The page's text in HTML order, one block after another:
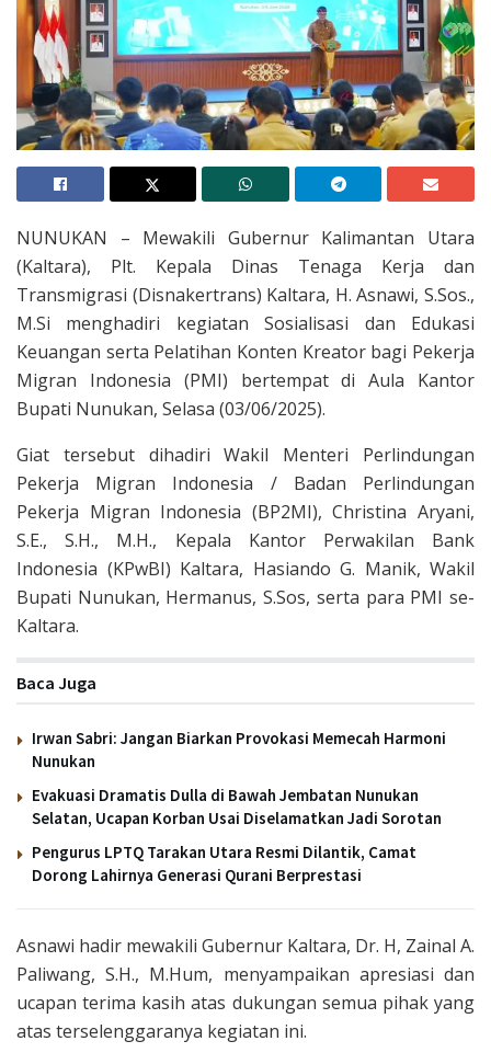
NUNUKAN – Mewakili Gubernur Kalimantan Utara
(Kaltara), Plt. Kepala Dinas Tenaga Kerja dan
Transmigrasi (Disnakertrans) Kaltara, H. Asnawi, S.Sos.,
M.Si menghadiri kegiatan Sosialisasi dan Edukasi
Keuangan serta Pelatihan Konten Kreator bagi Pekerja
Migran Indonesia (PMI) bertempat di Aula Kantor
Bupati Nunukan, Selasa (03/06/2025).
Giat tersebut dihadiri Wakil Menteri Perlindungan
Pekerja Migran Indonesia / Badan Perlindungan
Pekerja Migran Indonesia (BP2MI), Christina Aryani,
S.E., S.H., M.H., Kepala Kantor Perwakilan Bank
Indonesia (KPwBI) Kaltara, Hasiando G. Manik, Wakil
Bupati Nunukan, Hermanus, S.Sos, serta para PMI se-
Kaltara.
Baca Juga
Irwan Sabri: Jangan Biarkan Provokasi Memecah Harmoni
Nunukan
Evakuasi Dramatis Dulla di Bawah Jembatan Nunukan
Selatan, Ucapan Korban Usai Diselamatkan Jadi Sorotan
Pengurus LPTQ Tarakan Utara Resmi Dilantik, Camat
Dorong Lahirnya Generasi Qurani Berprestasi
Asnawi hadir mewakili Gubernur Kaltara, Dr. H, Zainal A.
Paliwang, S.H., M.Hum, menyampaikan apresiasi dan
ucapan terima kasih atas dukungan semua pihak yang
atas terselenggaranya kegiatan ini.